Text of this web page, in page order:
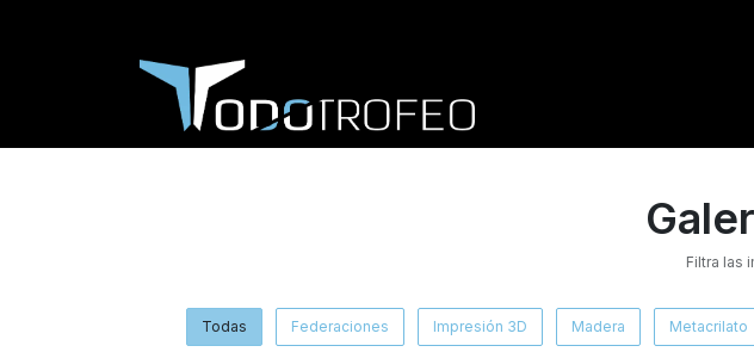
Filtra las
Todas Federaciones Impresión 3D Madera Metacrilato